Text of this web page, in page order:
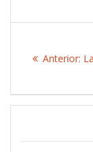
de
Post
Anterior: